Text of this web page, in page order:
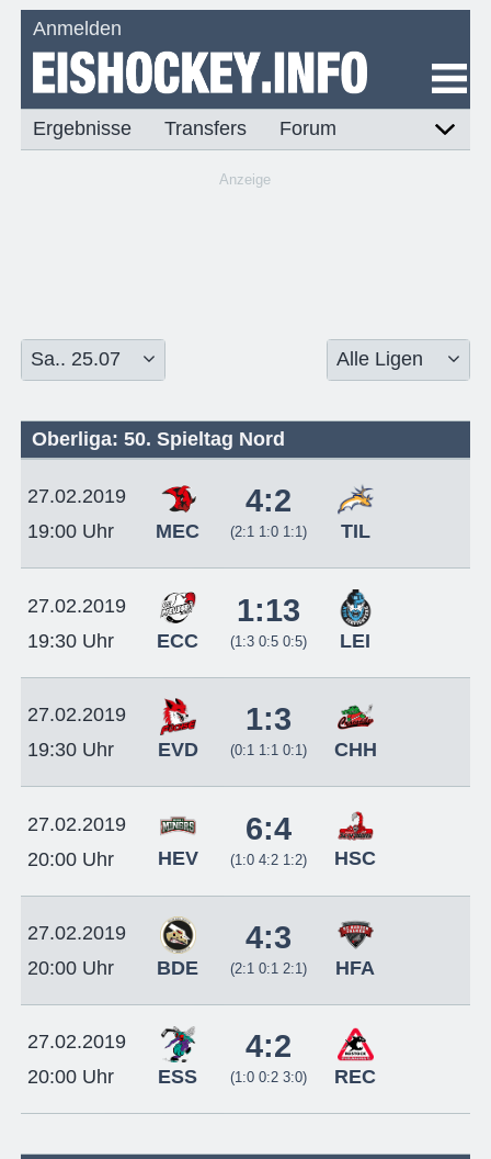
Anmelden
Ergebnisse Transfers Forum
Anzeige
Oberliga: 50. Spieltag Nord
27.02.2019
19:00 Uhr
MEC
4:2
(2:1 1:0 1:1) TIL
27.02.2019
19:30 Uhr
ECC
1:13
(1:3 0:5 0:5) LEI
27.02.2019
19:30 Uhr
EVD
1:3
(0:1 1:1 0:1) CHH
27.02.2019
20:00 Uhr
HEV
6:4
(1:0 4:2 1:2) HSC
27.02.2019
20:00 Uhr
BDE
4:3
(2:1 0:1 2:1) HFA
27.02.2019
20:00 Uhr
ESS
4:2
(1:0 0:2 3:0) REC